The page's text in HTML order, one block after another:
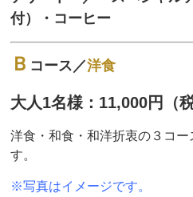
付）・コーヒー
Ｂ コース／洋食
大人1名様：11,000円（税
洋食・和食・和洋折衷の３コー
す。
※写真はイメージです。